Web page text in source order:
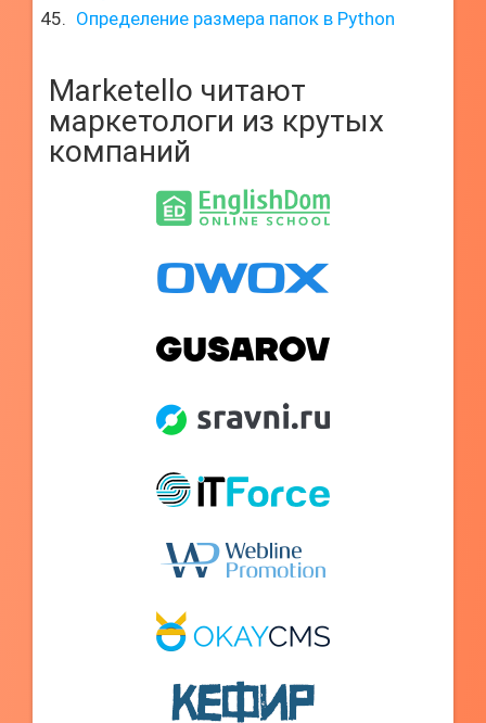
Определение размера папок в Python
Marketello читают
маркетологи из крутых
компаний